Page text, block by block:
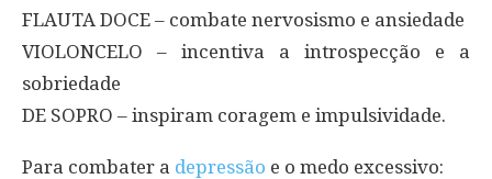
FLAUTA DOCE – combate nervosismo e ansiedade
VIOLONCELO – incentiva a introspecção e a
sobriedade
DE SOPRO – inspiram coragem e impulsividade.
Para combater a depressão e o medo excessivo: